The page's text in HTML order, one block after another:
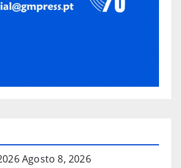
Agosto 8, 2026